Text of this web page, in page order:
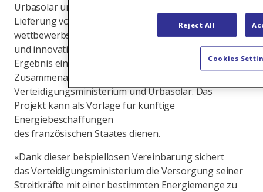
Urbasolar und garantiert dem Staat gleichzeitig die
Lieferung von erneuerbarer Energie zu einem
wettbewerbsfähigen Preis. Der aussergewöhnliche
und innovative Charakter dieser Vereinbarung ist das
Ergebnis einer engen und konstruktiven
Zusammenarbeit zwischen dem
Verteidigungsministerium und Urbasolar. Das
Projekt kann als Vorlage für künftige
Energiebeschaffungen
des französischen Staates dienen.
«Dank dieser beispiellosen Vereinbarung sichert
das Verteidigungsministerium die Versorgung seiner
Streitkräfte mit einer bestimmten Energiemenge zu
Reject All
Cookies